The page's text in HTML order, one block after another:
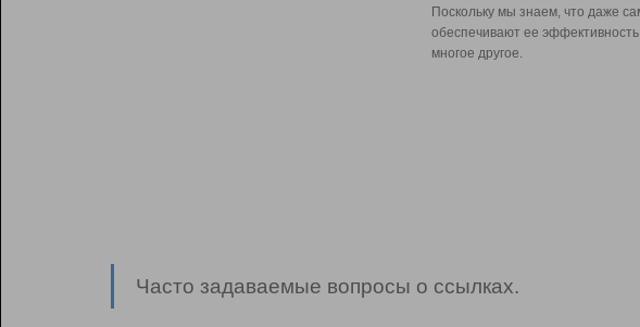
Поскольку мы знаем, что даже
обеспечивают ее
многое другое.
Часто задаваемые вопросы о ссылках.